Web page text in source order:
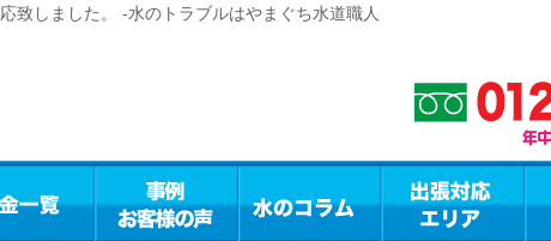
致しました。 -水のトラブルはやまぐち水道職人